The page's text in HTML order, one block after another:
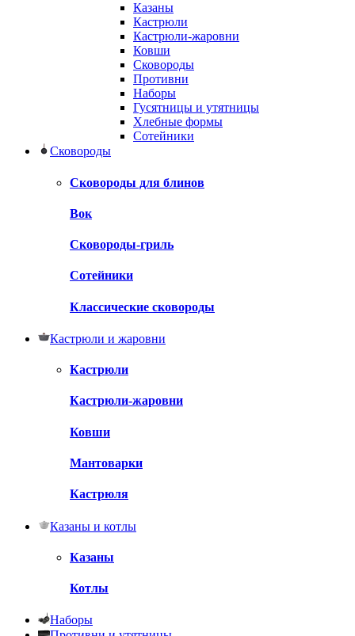
Казаны
Кастрюли
Кастрюли-жаровни
Ковши
Сковороды
Противни
Наборы
Гусятницы и утятницы
Хлебные формы
Сотейники
Сковороды
Сковороды для блинов
Вок
Сковороды-гриль
Сотейники
Классические сковороды
Кастрюли и жаровни
Кастрюли
Кастрюли-жаровни
Ковши
Мантоварки
Кастрюля
Казаны и котлы
Казаны
Котлы
Наборы